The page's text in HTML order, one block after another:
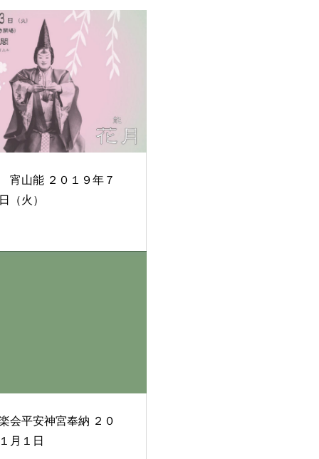
２０１９年７
（火）
平安神宮奉納 ２０
月１日